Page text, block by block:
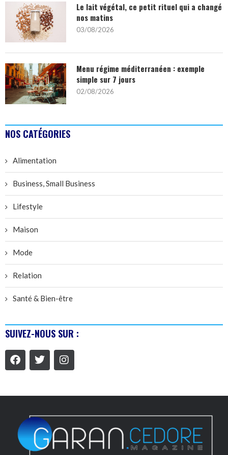
Le lait végétal, ce petit rituel qui a changé
nos matins
03/08/2026
Menu régime méditerranéen : exemple
simple sur 7 jours
02/08/2026
NOS CATÉGORIES
Alimentation
Business, Small Business
Lifestyle
Maison
Mode
Relation
Santé & Bien-être
SUIVEZ-NOUS SUR :